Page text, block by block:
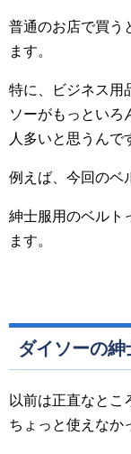
普通のお店で買う
ます。
特に、ビジネス用
ソーがもっといろ
人多いと思うんで
例えば、今回のベ
紳士服用のベルト
ます。
ダイソーの紳
以前は正直なとこ
ちょっと使えなか